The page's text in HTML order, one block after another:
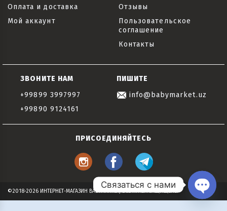
Оплата и доставка
Мой аккаунт
Отзывы
Пользовательское
соглашение
Контакты
ЗВОНИТЕ НАМ
+99899 3997997
+99890 9124161
ПИШИТЕ
info@babymarket.uz
ПРИСОЕДИНЯЙТЕСЬ
©2018-2026 ИНТЕРНЕТ-МАГАЗИН BABYMARKET, ВСЕ ПРАВА ЗАЩИЩЕНЫ
Связаться с нами
Open